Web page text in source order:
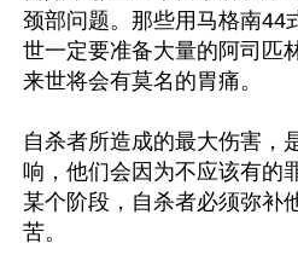
颈部问题。那些用马格南44
世一定要准备大量的阿司匹
来世将会有莫名的胃痛。
自杀者所造成的最大伤害，
响，他们会因为不应该有的
某个阶段，自杀者必须弥补
苦。